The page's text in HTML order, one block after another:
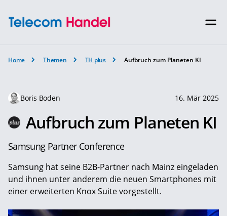
Home Themen TH plus Aufbruch zum Planeten KI
Boris Boden 16. Mär 2025
Aufbruch zum Planeten KI
Samsung Partner Conference
Samsung hat seine B2B-Partner nach Mainz eingeladen
und ihnen unter anderem die neuen Smartphones mit
einer erweiterten Knox Suite vorgestellt.